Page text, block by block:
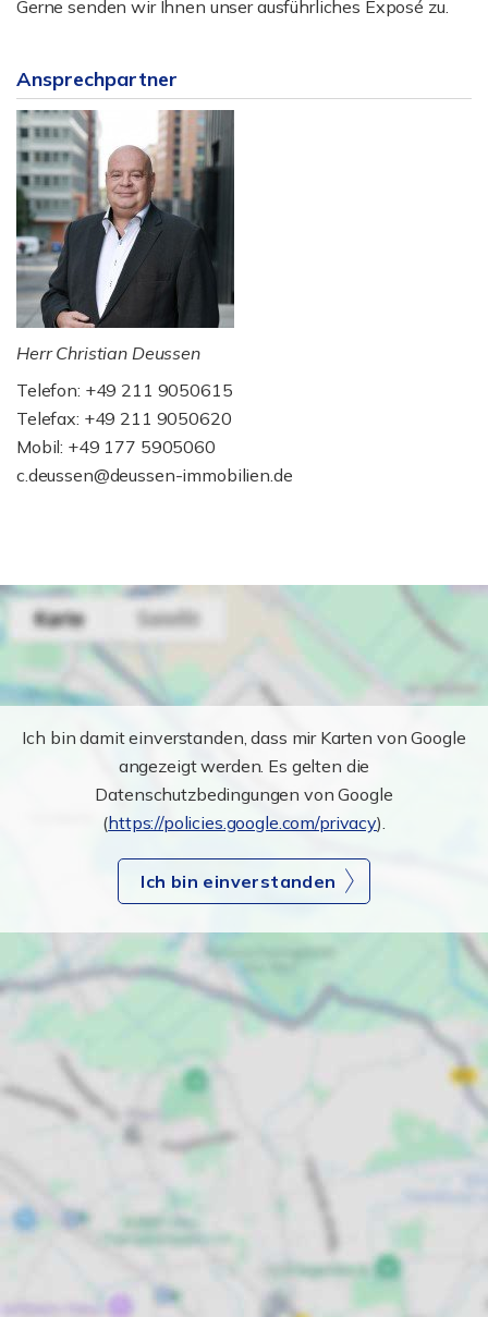
Gerne senden wir Ihnen unser ausführliches Exposé zu.
Ansprechpartner
Herr Christian Deussen
Telefon: +49 211 9050615
Telefax: +49 211 9050620
Mobil: +49 177 5905060
c.deussen@deussen-immobilien.de
Ich bin damit einverstanden, dass mir Karten von Google
angezeigt werden. Es gelten die
Datenschutzbedingungen von Google
(https://policies.google.com/privacy).
Ich bin einverstanden